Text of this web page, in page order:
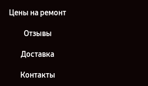
Цены на ремонт
Отзывы
Доставка
Контакты